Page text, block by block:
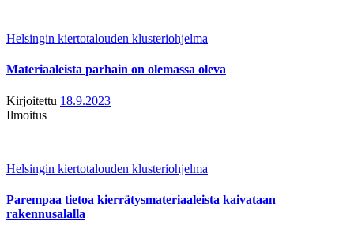
Helsingin kiertotalouden klusteriohjelma
Materiaaleista parhain on olemassa oleva
Kirjoitettu 18.9.2023
Ilmoitus
Helsingin kiertotalouden klusteriohjelma
Parempaa tietoa kierrätysmateriaaleista kaivataan
rakennusalalla